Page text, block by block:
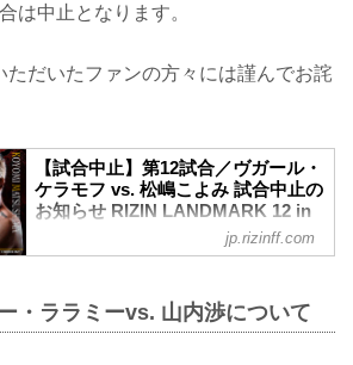
は中止となります。
ただいたファンの方々には謹んでお詫
【試合中止】第12試合／ヴガール・
ケラモフ vs. 松嶋こよみ 試合中止の
お知らせ RIZIN LANDMARK 12 in
KOBE - RIZIN FIGHTING
FEDERATION オフィシャルサイト
にて開催されるRIZIN LANDMARK 12 in
KOBEの第12試合／ヴガール・ケラモフ
jp.rizinff.com
・ララミーvs. 山内渉について